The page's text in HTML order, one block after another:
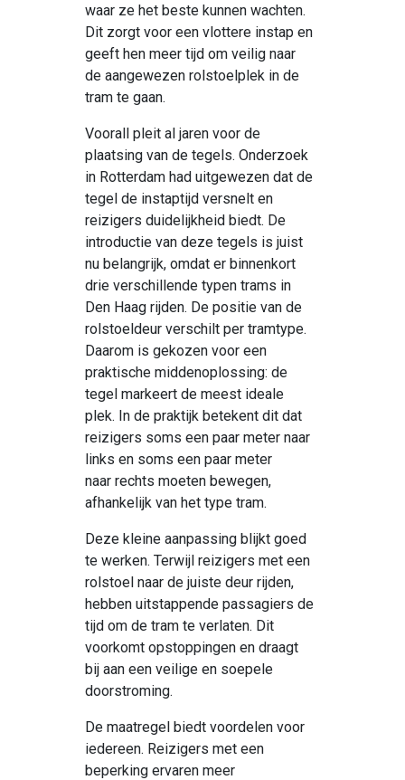
waar ze het beste kunnen wachten.
Dit zorgt voor een vlottere instap en
geeft hen meer tijd om veilig naar
de aangewezen rolstoelplek in de
tram te gaan.
Voorall pleit al jaren voor de
plaatsing van de tegels. Onderzoek
in Rotterdam had uitgewezen dat de
tegel de instaptijd versnelt en
reizigers duidelijkheid biedt. De
introductie van deze tegels is juist
nu belangrijk, omdat er binnenkort
drie verschillende typen trams in
Den Haag rijden. De positie van de
rolstoeldeur verschilt per tramtype.
Daarom is gekozen voor een
praktische middenoplossing: de
tegel markeert de meest ideale
plek. In de praktijk betekent dit dat
reizigers soms een paar meter naar
links en soms een paar meter
naar rechts moeten bewegen,
afhankelijk van het type tram.
Deze kleine aanpassing blijkt goed
te werken. Terwijl reizigers met een
rolstoel naar de juiste deur rijden,
hebben uitstappende passagiers de
tijd om de tram te verlaten. Dit
voorkomt opstoppingen en draagt
bij aan een veilige en soepele
doorstroming.
De maatregel biedt voordelen voor
iedereen. Reizigers met een
beperking ervaren meer